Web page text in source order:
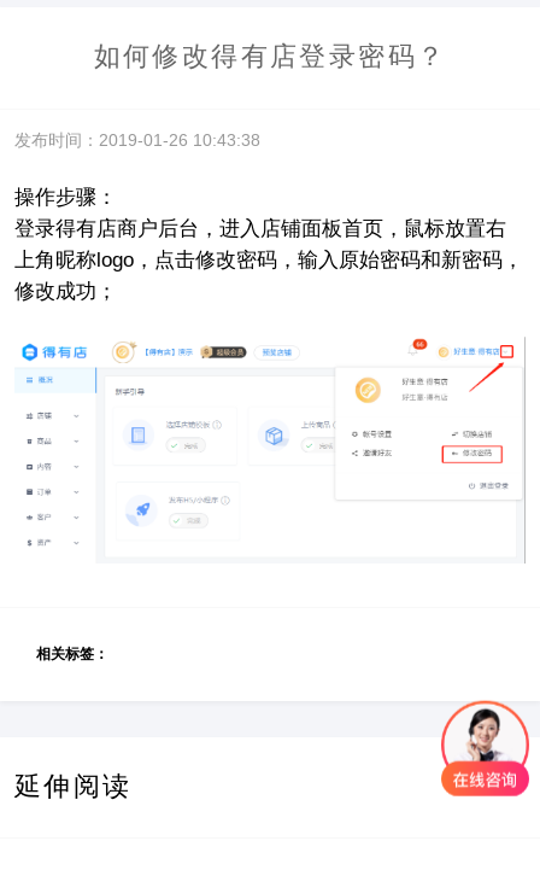
如何修改得有店登录密码？
发布时间：2019-01-26 10:43:38
操作步骤：
登录得有店商户后台，进入店铺面板首页，鼠标放置右
上角昵称logo，点击修改密码，输入原始密码和新密码，
修改成功；
相关标签：
延伸阅读